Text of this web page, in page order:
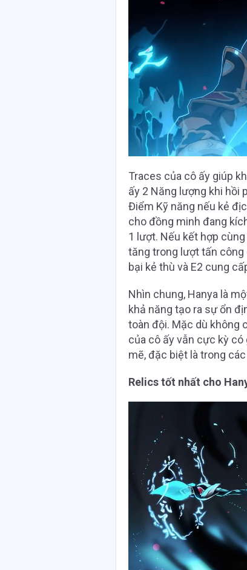
Traces của cô ấy giúp
ấy 2 Năng lượng khi hồi
Điểm Kỹ năng nếu kẻ
cho đồng minh đang
1 lượt. Nếu kết hợp
tăng trong lượt tấn
bại kẻ thù và E2 cung
Nhìn chung, Hanya là
khả năng tạo ra sự ổn
toàn đội. Mặc dù không
của cô ấy vẫn cực kỳ
mẽ, đặc biệt là trong
Relics tốt nhất cho